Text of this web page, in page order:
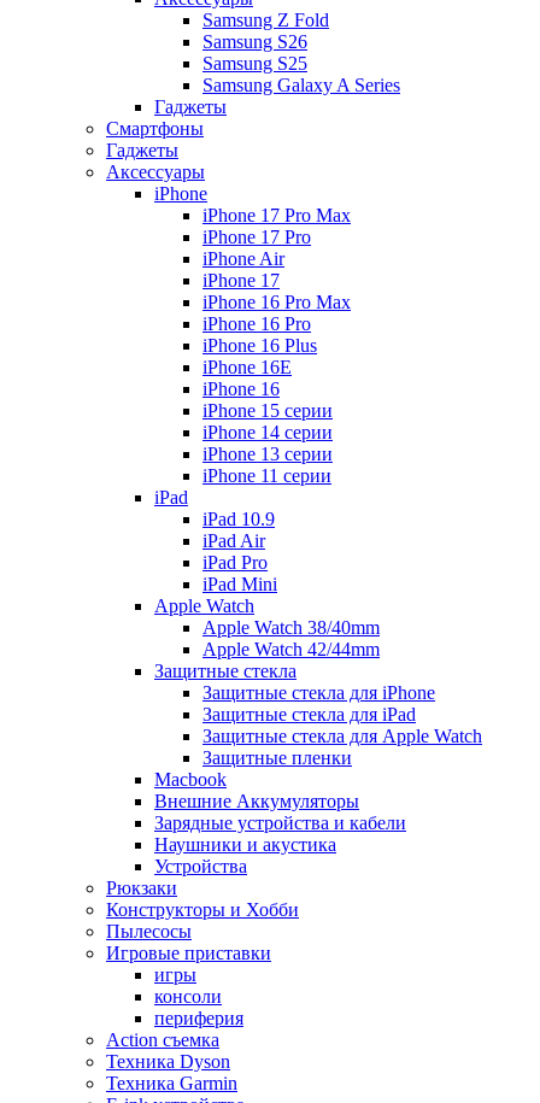
Samsung Z Fold
Samsung S26
Samsung S25
Samsung Galaxy A Series
Гаджеты
Смартфоны
Гаджеты
Аксессуары
iPhone
iPhone 17 Pro Max
iPhone 17 Pro
iPhone Air
iPhone 17
iPhone 16 Pro Max
iPhone 16 Pro
iPhone 16 Plus
iPhone 16E
iPhone 16
iPhone 15 серии
iPhone 14 серии
iPhone 13 серии
iPhone 11 серии
iPad
iPad 10.9
iPad Air
iPad Pro
iPad Mini
Apple Watch
Apple Watch 38/40mm
Apple Watch 42/44mm
Защитные стекла
Защитные стекла для iPhone
Защитные стекла для iPad
Защитные стекла для Apple Watch
Защитные пленки
Macbook
Внешние Аккумуляторы
Зарядные устройства и кабели
Наушники и акустика
Устройства
Рюкзаки
Конструкторы и Хобби
Пылесосы
Игровые приставки
игры
консоли
периферия
Action съемка
Техника Dyson
Техника Garmin